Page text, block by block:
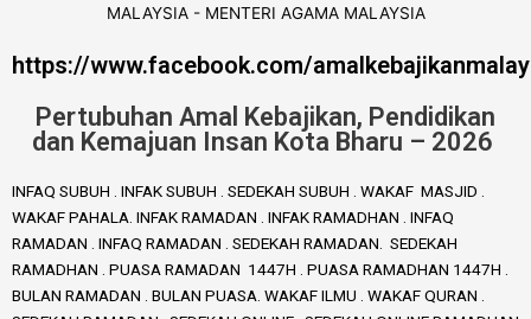
https://www.facebook.com/
Pertubuhan Amal Kebajikan, Pendidikan
dan Kemajuan Insan Kota Bharu – 2026
INFAQ SUBUH . INFAK SUBUH . SEDEKAH SUBUH . WAKAF MASJID .
WAKAF PAHALA. INFAK RAMADAN . INFAK RAMADHAN . INFAQ
RAMADAN . INFAQ RAMADAN . SEDEKAH RAMADAN. SEDEKAH
RAMADHAN . PUASA RAMADAN 1447H . PUASA RAMADHAN 1447H .
BULAN RAMADAN . BULAN PUASA. WAKAF ILMU . WAKAF QURAN .